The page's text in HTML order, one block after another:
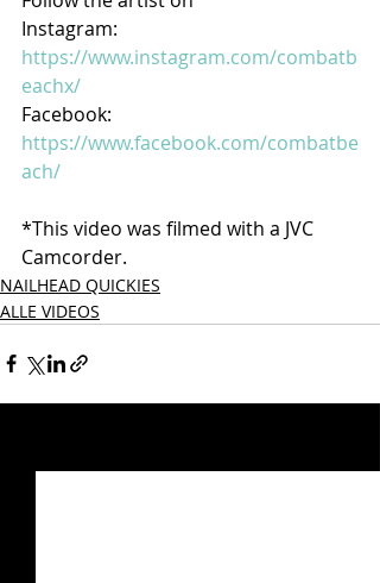
Instagram:
https://www.instagram.com/combatb
eachx/
Facebook:
https://www.facebook.com/combatbe
ach/
*This video was filmed with a JVC
Camcorder.
NAILHEAD QUICKIES
ALLE VIDEOS